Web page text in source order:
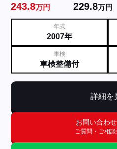
243.8万円 229.8万円
年式
2007年
車検
車検整備付
詳細を
お問い合わ
ご質問・ご相